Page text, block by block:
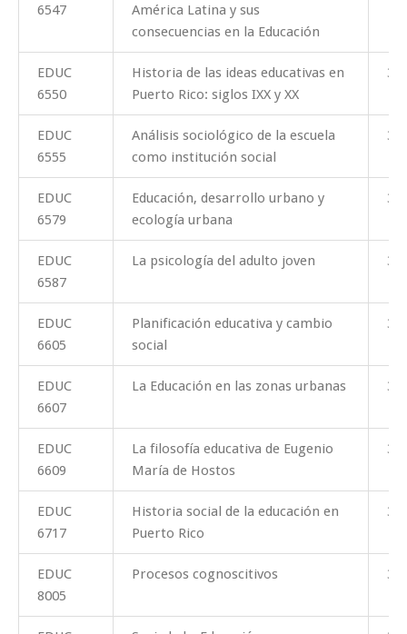
6547
América Latina y sus
consecuencias en la Educación
EDUC
6550
Historia de las ideas educativas en
Puerto Rico: siglos IXX y XX
3
EDUC
6555
Análisis sociológico de la escuela
como institución social
3
EDUC
6579
Educación, desarrollo urbano y
ecología urbana
3
EDUC
6587
La psicología del adulto joven 3
EDUC
6605
Planificación educativa y cambio
social
3
EDUC
6607
La Educación en las zonas urbanas 3
EDUC
6609
La filosofía educativa de Eugenio
María de Hostos
3
EDUC
6717
Historia social de la educación en
Puerto Rico
3
EDUC
8005
Procesos cognoscitivos 3